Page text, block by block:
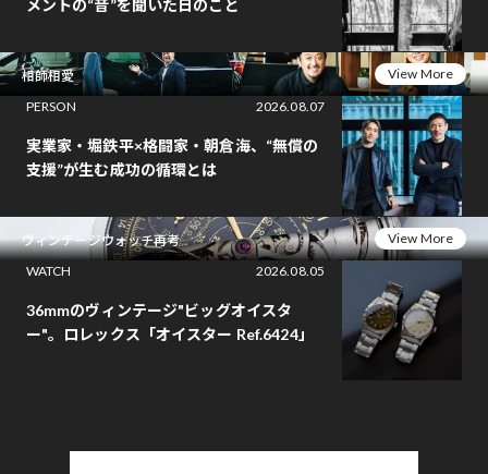
メントの“音”を聞いた日のこと
相師相愛
View More
PERSON
2026.08.07
実業家・堀鉄平×格闘家・朝倉海、“無償の
支援”が生む成功の循環とは
ヴィンテージウォッチ再考
View More
WATCH
2026.08.05
36mmのヴィンテージ"ビッグオイスタ
ー"。ロレックス「オイスター Ref.6424」